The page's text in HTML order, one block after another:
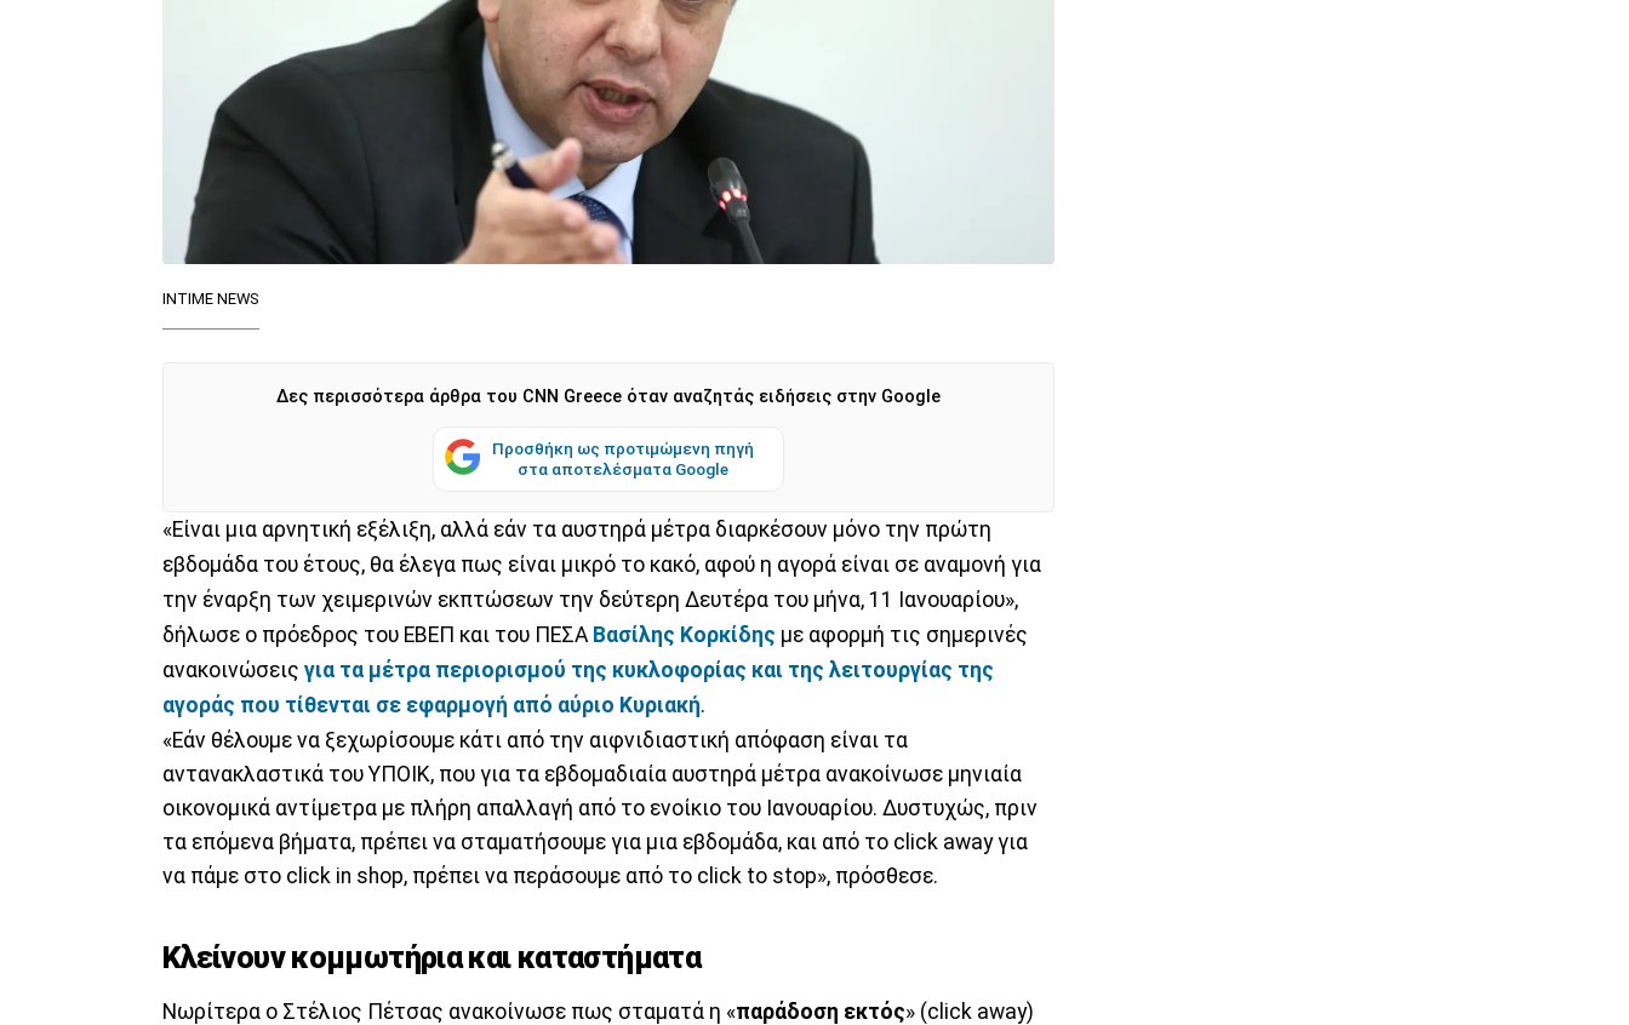
INTIME NEWS
Δες περισσότερα άρθρα του CNN Greece όταν αναζητάς ειδήσεις στην Google
Προσθήκη ως προτιμώμενη πηγή
στα αποτελέσματα Google
«Είναι μια αρνητική εξέλιξη, αλλά εάν τα αυστηρά μέτρα διαρκέσουν μόνο την πρώτη
εβδομάδα του έτους, θα έλεγα πως είναι μικρό το κακό, αφού η αγορά είναι σε αναμονή για
την έναρξη των χειμερινών εκπτώσεων την δεύτερη Δευτέρα του μήνα, 11 Ιανουαρίου»,
δήλωσε ο πρόεδρος του ΕΒΕΠ και του ΠΕΣΑ Βασίλης Κορκίδης με αφορμή τις σημερινές
ανακοινώσεις για τα μέτρα περιορισμού της κυκλοφορίας και της λειτουργίας της
αγοράς που τίθενται σε εφαρμογή από αύριο Κυριακή.
«Εάν θέλουμε να ξεχωρίσουμε κάτι από την αιφνιδιαστική απόφαση είναι τα
αντανακλαστικά του ΥΠΟΙΚ, που για τα εβδομαδιαία αυστηρά μέτρα ανακοίνωσε μηνιαία
οικονομικά αντίμετρα με πλήρη απαλλαγή από το ενοίκιο του Ιανουαρίου. Δυστυχώς, πριν
τα επόμενα βήματα, πρέπει να σταματήσουμε για μια εβδομάδα, και από το click away για
να πάμε στο click in shop, πρέπει να περάσουμε από το click to stop», πρόσθεσε.
Κλείνουν κομμωτήρια και καταστήματα
Νωρίτερα ο Στέλιος Πέτσας ανακοίνωσε πως σταματά η «παράδοση εκτός» (click away)